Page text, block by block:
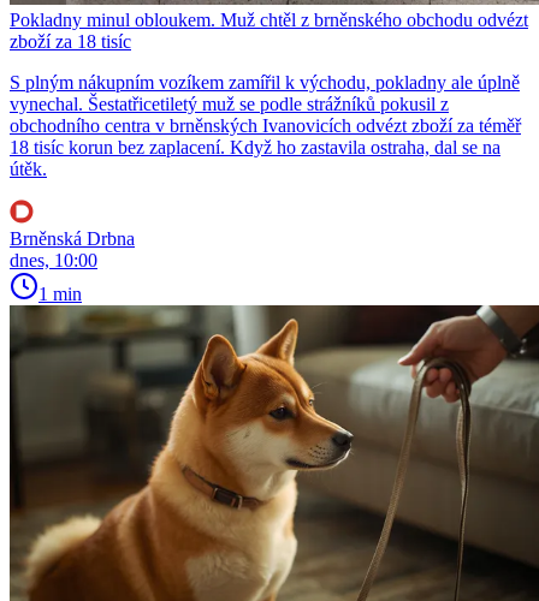
Pokladny minul obloukem. Muž chtěl z brněnského obchodu odvézt
zboží za 18 tisíc
S plným nákupním vozíkem zamířil k východu, pokladny ale úplně
vynechal. Šestatřicetiletý muž se podle strážníků pokusil z
obchodního centra v brněnských Ivanovicích odvézt zboží za téměř
18 tisíc korun bez zaplacení. Když ho zastavila ostraha, dal se na
útěk.
Brněnská Drbna
dnes, 10:00
1 min